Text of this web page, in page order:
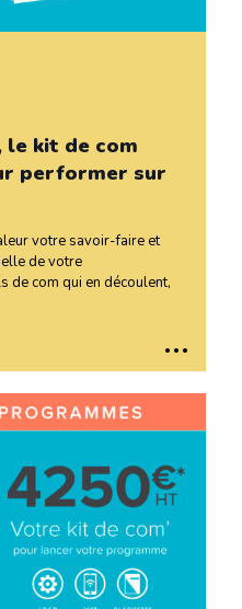
le kit de com
performer sur
votre savoir-faire et
de votre
de com qui en découlent,
...